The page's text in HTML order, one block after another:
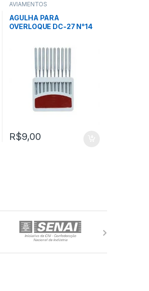
AVIAMENTOS
AGULHA PARA
OVERLOQUE DC-27 N°14
R$9,00